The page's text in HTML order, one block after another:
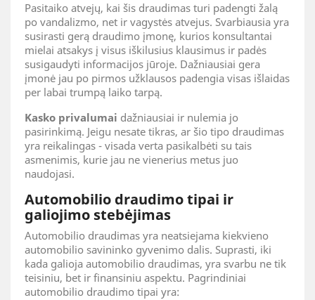
Pasitaiko atvejų, kai šis draudimas turi padengti žalą
po vandalizmo, net ir vagystės atvejus. Svarbiausia yra
susirasti gerą draudimo įmonę, kurios konsultantai
mielai atsakys į visus iškilusius klausimus ir padės
susigaudyti informacijos jūroje. Dažniausiai gera
įmonė jau po pirmos užklausos padengia visas išlaidas
per labai trumpą laiko tarpą.
Kasko privalumai dažniausiai ir nulemia jo
pasirinkimą. Jeigu nesate tikras, ar šio tipo draudimas
yra reikalingas - visada verta pasikalbėti su tais
asmenimis, kurie jau ne vienerius metus juo
naudojasi.
Automobilio draudimo tipai ir
galiojimo stebėjimas
Automobilio draudimas yra neatsiejama kiekvieno
automobilio savininko gyvenimo dalis. Suprasti, iki
kada galioja automobilio draudimas, yra svarbu ne tik
teisiniu, bet ir finansiniu aspektu. Pagrindiniai
automobilio draudimo tipai yra: